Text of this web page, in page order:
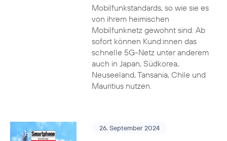
Mobilfunkstandards, so wie sie es
von ihrem heimischen
Mobilfunknetz gewohnt sind. Ab
sofort können Kund:innen das
schnelle 5G-Netz unter anderem
auch in Japan, Südkorea,
Neuseeland, Tansania, Chile und
Mauritius nutzen.
26. September 2024